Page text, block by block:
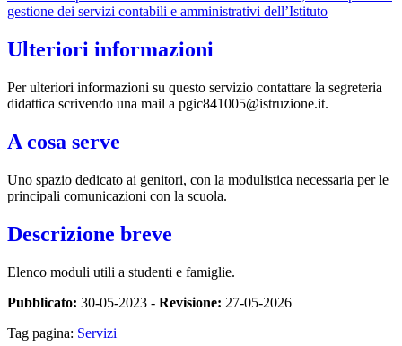
gestione dei servizi contabili e amministrativi dell’Istituto
Ulteriori informazioni
Per ulteriori informazioni su questo servizio contattare la segreteria
didattica scrivendo una mail a pgic841005@istruzione.it.
A cosa serve
Uno spazio dedicato ai genitori, con la modulistica necessaria per le
principali comunicazioni con la scuola.
Descrizione breve
Elenco moduli utili a studenti e famiglie.
Pubblicato: 30-05-2023 - Revisione: 27-05-2026
Tag pagina: Servizi